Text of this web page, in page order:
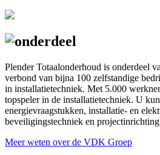
Plender Totaalonderhoud is onderdeel
verbond van bijna 100 zelfstandige
in installatietechniek. Met 5.000
topspeler in de installatietechniek. U
energievraagstukken, installatie- en
beveiligingstechniek en
Meer weten over de VDK Groep